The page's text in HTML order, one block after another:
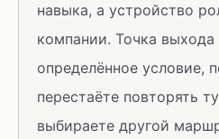
навыка, а устройство
компании. Точка
определённое условие,
перестаёте повторять
выбираете другой